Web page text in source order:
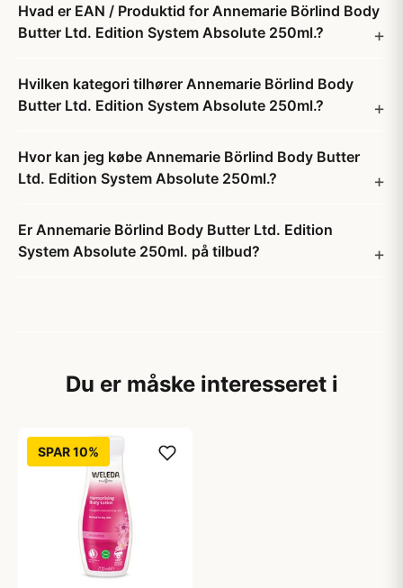
Hvad er EAN / Produktid for Annemarie Börlind Body
Butter Ltd. Edition System Absolute 250ml.?
Hvilken kategori tilhører Annemarie Börlind Body
Butter Ltd. Edition System Absolute 250ml.?
Hvor kan jeg købe Annemarie Börlind Body Butter
Ltd. Edition System Absolute 250ml.?
Er Annemarie Börlind Body Butter Ltd. Edition
System Absolute 250ml. på tilbud?
Du er måske interesseret i
SPAR 10%